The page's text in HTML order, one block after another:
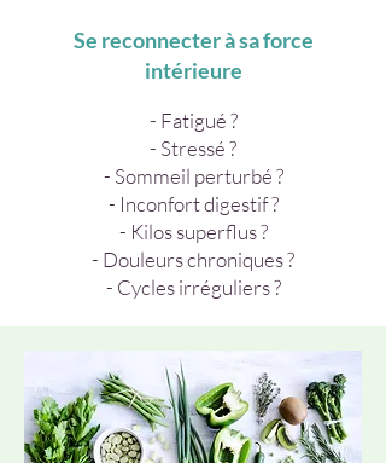
Se reconnecter à sa force
intérieure
- Fatigué ?
- Stressé ?
- Sommeil perturbé ?
- Inconfort digestif ?
- Kilos superflus ?
- Douleurs chroniques ?
- Cycles irréguliers ?